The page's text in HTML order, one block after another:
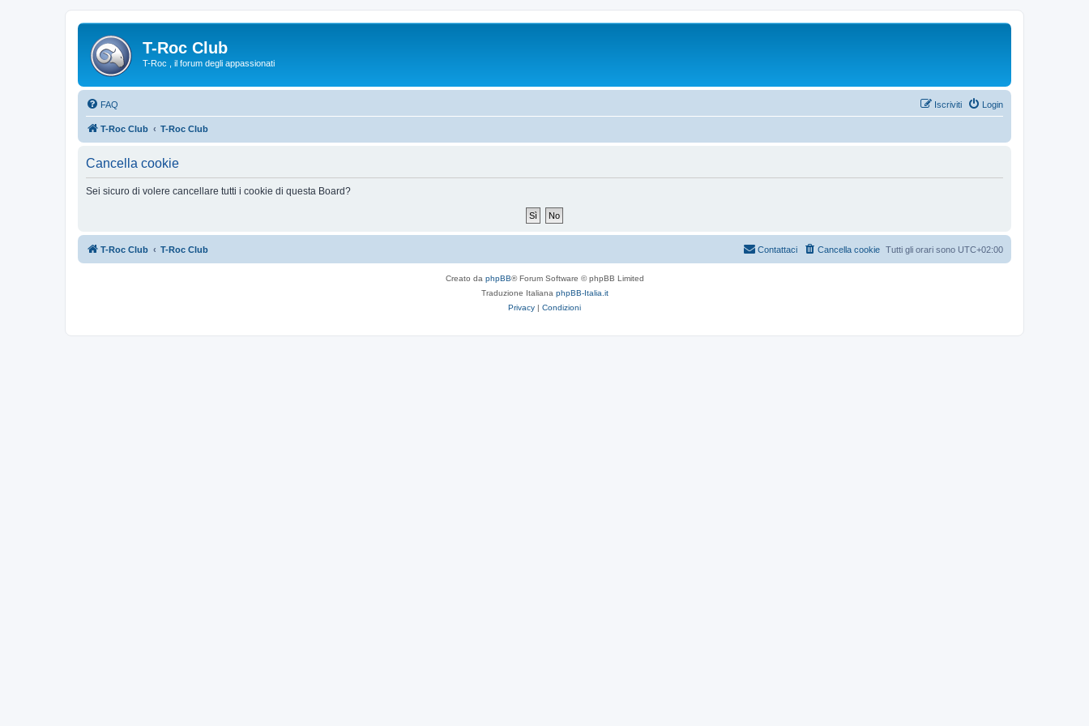
T-Roc Club
T-Roc , il forum degli appassionati
FAQ Login
Iscriviti
T-Roc Club T-Roc Club
Cancella cookie
Sei sicuro di volere cancellare tutti i cookie di questa Board?
T-Roc Club T-Roc Club Tutti gli orari sono UTC+02:00
Cancella cookie
Contattaci
Creato da phpBB® Forum Software © phpBB Limited
Traduzione Italiana phpBB-Italia.it
Privacy | Condizioni